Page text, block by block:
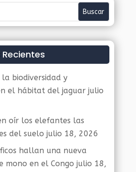
biodiversidad y
el hábitat del jaguar julio
oír los elefantes las
del suelo julio 18, 2026
hallan una nueva
mono en el Congo julio 18,